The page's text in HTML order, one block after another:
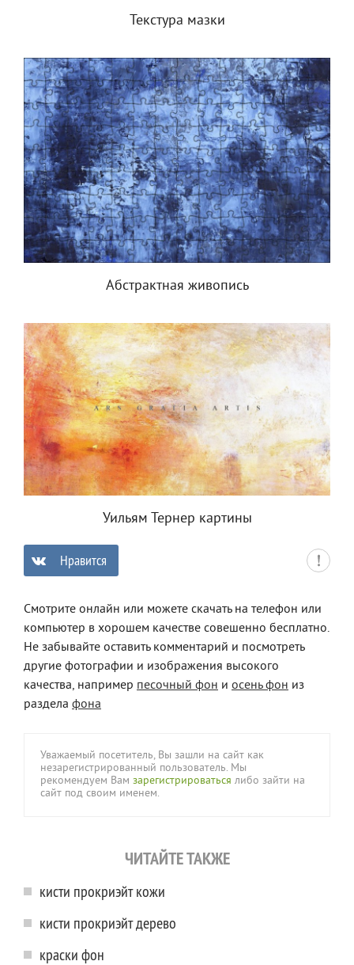
Текстура мазки
Абстрактная живопись
Уильям Тернер картины
Нравится
Смотрите онлайн или можете скачать на телефон или
компьютер в хорошем качестве совешенно бесплатно.
Не забывайте оставить комментарий и посмотреть
другие фотографии и изображения высокого
качества, например песочный фон и осень фон из
раздела фона
Уважаемый посетитель, Вы зашли на сайт как
незарегистрированный пользователь. Мы
рекомендуем Вам зарегистрироваться либо зайти на
сайт под своим именем.
ЧИТАЙТЕ ТАКЖЕ
кисти прокриэйт кожи
кисти прокриэйт дерево
краски фон